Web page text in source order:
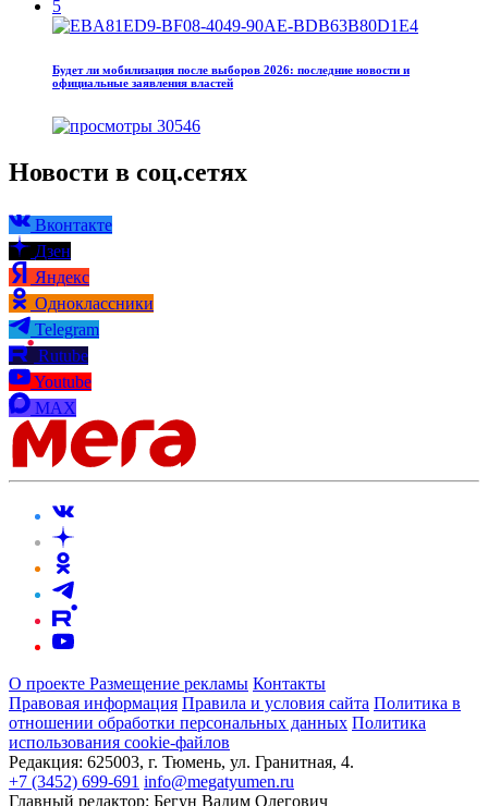
5
Будет ли мобилизация после выборов 2026: последние новости и
официальные заявления властей
30546
Новости в соц.сетях
Вконтакте
Дзен
Яндекс
Одноклассники
Telegram
Rutube
Youtube
MAX
О проекте Размещение рекламы Контакты
Правовая информация Правила и условия сайта Политика в
отношении обработки персональных данных Политика
использования cookie-файлов
Редакция: 625003, г. Тюмень, ул. Гранитная, 4.
+7 (3452) 699-691 info@megatyumen.ru
Главный редактор: Бегун Вадим Олегович